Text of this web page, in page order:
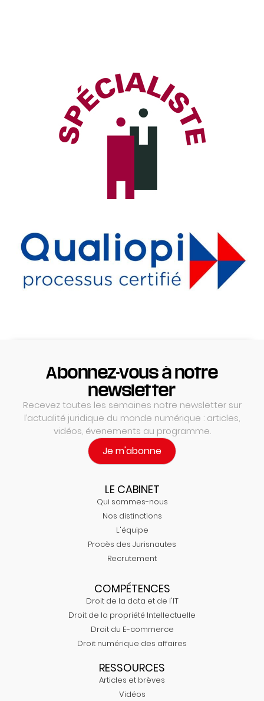
Abonnez-vous à notre
newsletter
Recevez toutes les semaines notre newsletter sur
l’actualité juridique du monde numérique : articles,
vidéos, évenements au programme.
Je m'abonne
LE CABINET
Qui sommes-nous
Nos distinctions
L'équipe
Procès des Jurisnautes
Recrutement
COMPÉTENCES
Droit de la data et de l'IT
Droit de la propriété Intellectuelle
Droit du E-commerce
Droit numérique des affaires
RESSOURCES
Articles et brèves
Vidéos